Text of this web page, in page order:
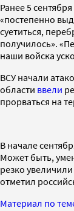
Ранее 5
«постепенно
суетиться,
получилось».
наши войска
ВСУ начали
области ввели
прорваться на
В начале
Может быть,
резко
отметил
Материал по